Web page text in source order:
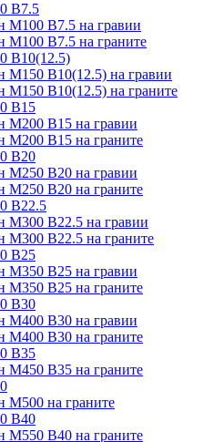
В7.5
М100 В7.5 на гравии
М100 В7.5 на граните
В10(12.5)
М150 В10(12.5) на гравии
М150 В10(12.5) на граните
В15
М200 В15 на гравии
М200 В15 на граните
В20
М250 В20 на гравии
М250 В20 на граните
В22.5
М300 В22.5 на гравии
М300 В22.5 на граните
В25
М350 В25 на гравии
М350 В25 на граните
В30
М400 В30 на гравии
М400 В30 на граните
В35
М450 В35 на граните
М500 на граните
В40
М550 В40 на граните